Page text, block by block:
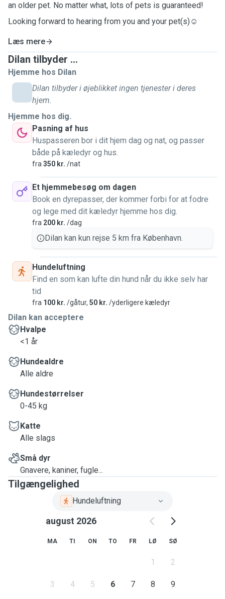
an older pet. No matter what, lots of pets is guaranteed!
Looking forward to hearing from you and your pet(s)☺️
Læs mere
Dilan tilbyder ...
Hjemme hos Dilan
Dilan tilbyder i øjeblikket ingen tjenester i deres
hjem.
Hjemme hos dig.
Pasning af hus
Huspasseren bor i dit hjem dag og nat, og passer
både på kæledyr og hus.
fra 350 kr. /nat
Et hjemmebesøg om dagen
Book en dyrepasser, der kommer forbi for at fodre
og lege med dit kæledyr hjemme hos dig.
fra 200 kr. /dag
Dilan kan kun rejse 5 km fra København.
Hundeluftning
Find en som kan lufte din hund når du ikke selv har
tid
fra 100 kr. /gåtur, 50 kr. /yderligere kæledyr
Dilan kan acceptere
Hvalpe
<1 år
Hundealdre
Alle aldre
Hundestørrelser
0-45 kg
Katte
Alle slags
Små dyr
Gnavere, kaniner, fugle...
Tilgængelighed
Hundeluftning
august 2026
MA TI ON TO FR LØ SØ
1 2
3 4 5 6 7 8 9